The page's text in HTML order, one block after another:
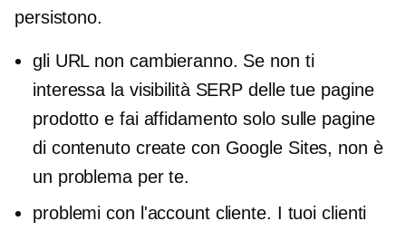
persistono.
gli URL non cambieranno. Se non ti
interessa la visibilità SERP delle tue pagine
prodotto e fai affidamento solo sulle pagine
di contenuto create con Google Sites, non è
un problema per te.
problemi con l'account cliente. I tuoi clienti